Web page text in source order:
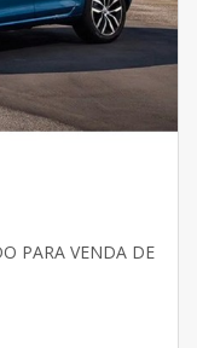
PARA VENDA DE